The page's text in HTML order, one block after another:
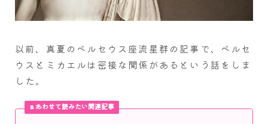
以前、真夏のペルセウス座流星群の記事で、ペルセ
ウスとミカエルは密接な関係があるという話をしま
した。
あわせて読みたい関連記事